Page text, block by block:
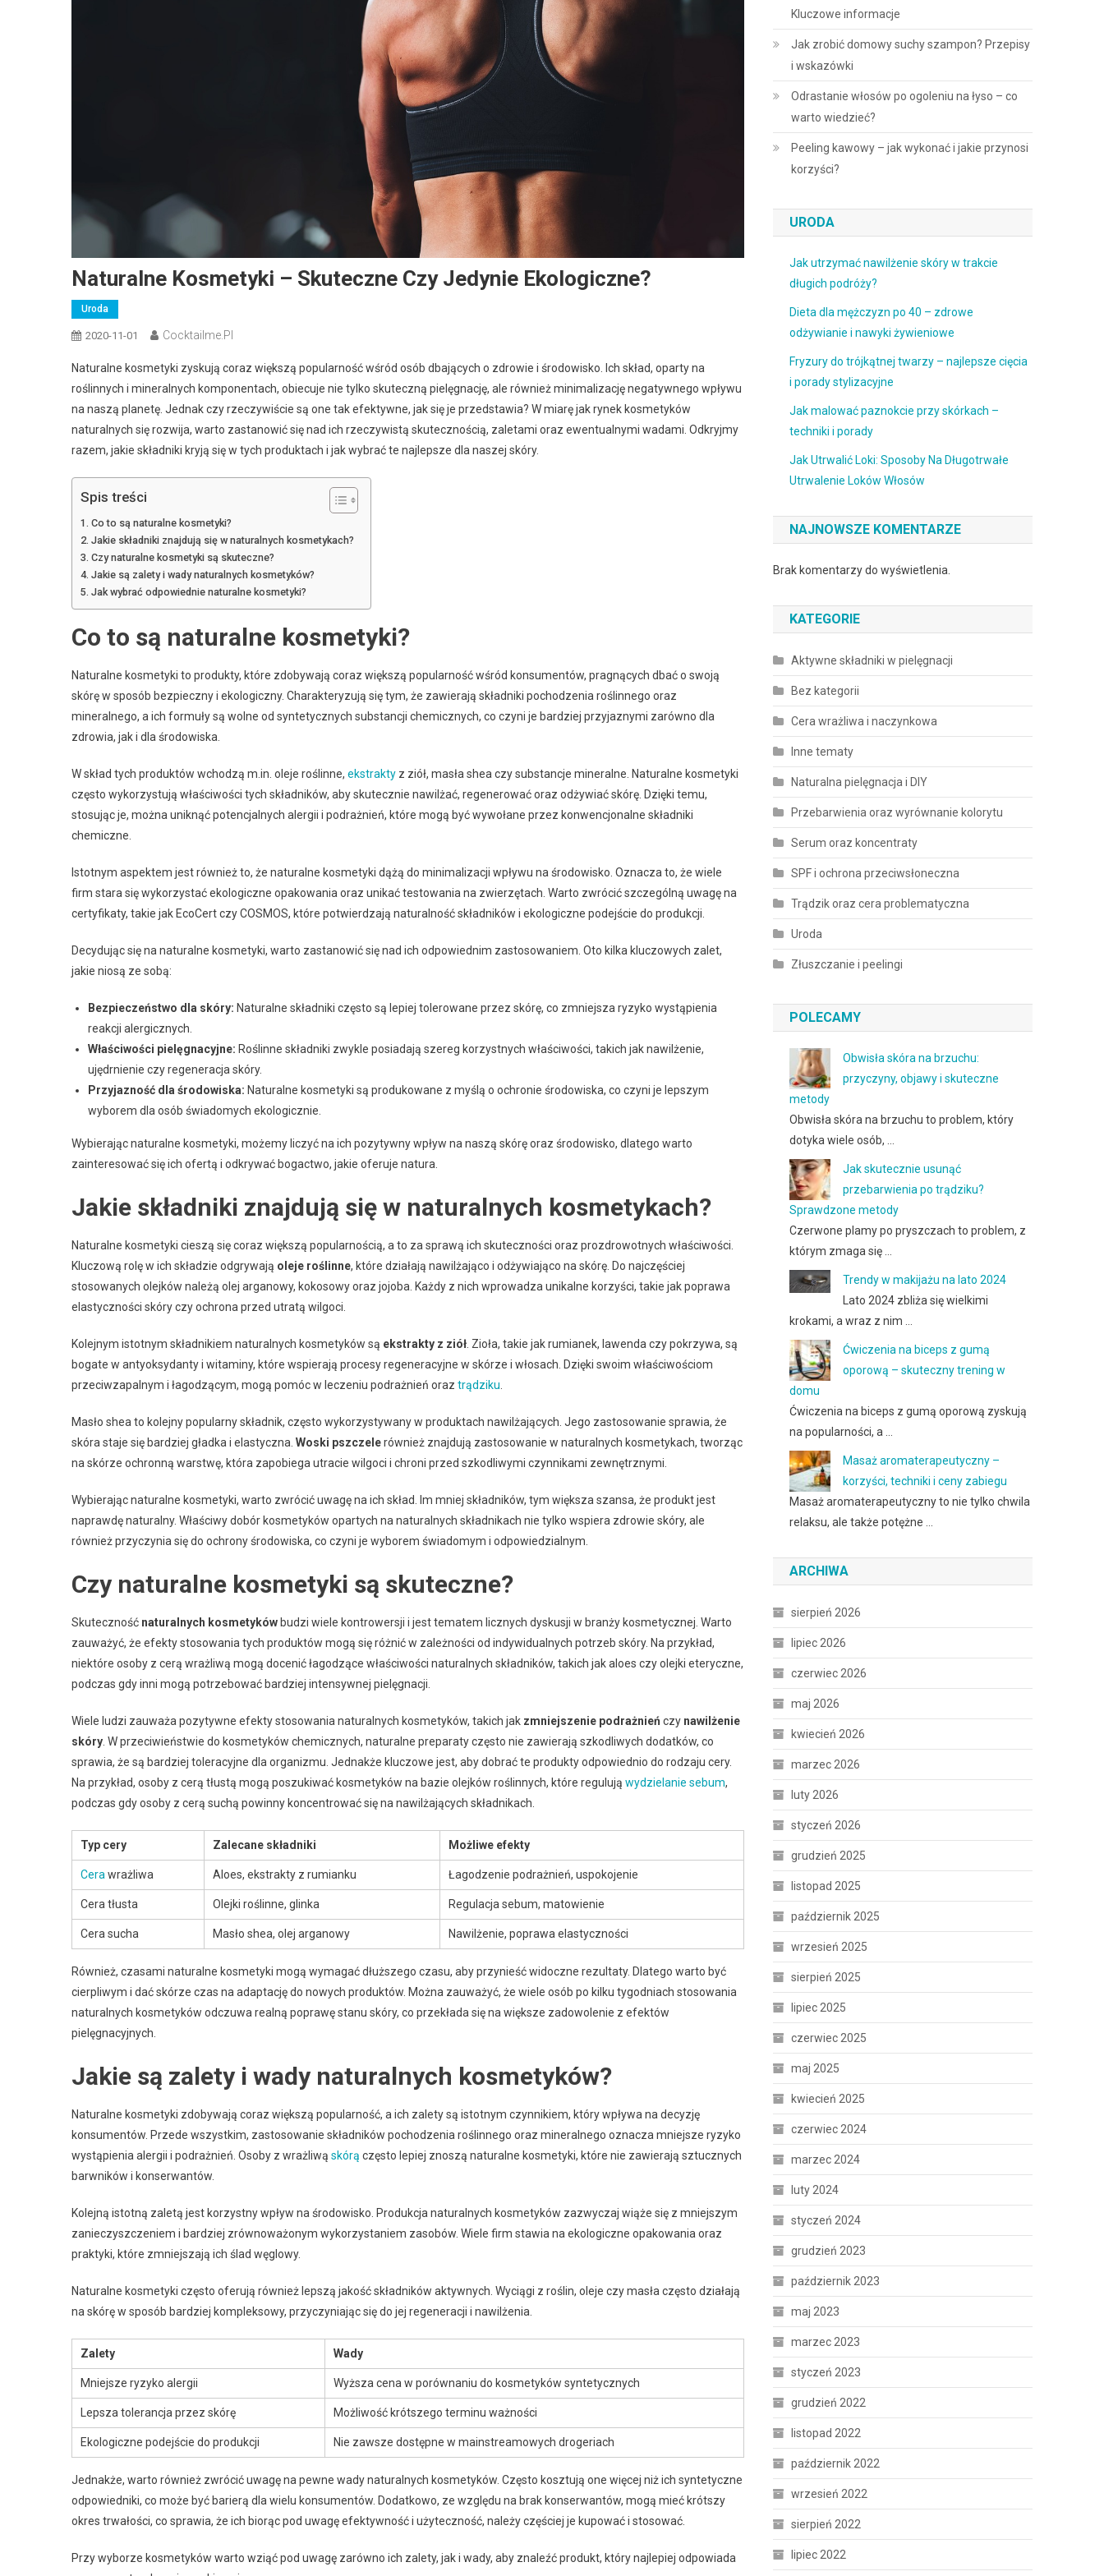
Naturalne Kosmetyki – Skuteczne Czy Jedynie Ekologiczne?
Uroda
2020-11-01 Cocktailme.pl
Naturalne kosmetyki zyskują coraz większą popularność wśród osób dbających o zdrowie i środowisko. Ich skład, oparty na
roślinnych i mineralnych komponentach, obiecuje nie tylko skuteczną pielęgnację, ale również minimalizację negatywnego wpływu
na naszą planetę. Jednak czy rzeczywiście są one tak efektywne, jak się je przedstawia? W miarę jak rynek kosmetyków
naturalnych się rozwija, warto zastanowić się nad ich rzeczywistą skutecznością, zaletami oraz ewentualnymi wadami. Odkryjmy
razem, jakie składniki kryją się w tych produktach i jak wybrać te najlepsze dla naszej skóry.
Spis treści
Co to są naturalne kosmetyki?
Jakie składniki znajdują się w naturalnych kosmetykach?
Czy naturalne kosmetyki są skuteczne?
Jakie są zalety i wady naturalnych kosmetyków?
Jak wybrać odpowiednie naturalne kosmetyki?
Co to są naturalne kosmetyki?
Naturalne kosmetyki to produkty, które zdobywają coraz większą popularność wśród konsumentów, pragnących dbać o swoją
skórę w sposób bezpieczny i ekologiczny. Charakteryzują się tym, że zawierają składniki pochodzenia roślinnego oraz
mineralnego, a ich formuły są wolne od syntetycznych substancji chemicznych, co czyni je bardziej przyjaznymi zarówno dla
zdrowia, jak i dla środowiska.
W skład tych produktów wchodzą m.in. oleje roślinne, ekstrakty z ziół, masła shea czy substancje mineralne. Naturalne kosmetyki
często wykorzystują właściwości tych składników, aby skutecznie nawilżać, regenerować oraz odżywiać skórę. Dzięki temu,
stosując je, można uniknąć potencjalnych alergii i podrażnień, które mogą być wywołane przez konwencjonalne składniki
chemiczne.
Istotnym aspektem jest również to, że naturalne kosmetyki dążą do minimalizacji wpływu na środowisko. Oznacza to, że wiele
firm stara się wykorzystać ekologiczne opakowania oraz unikać testowania na zwierzętach. Warto zwrócić szczególną uwagę na
certyfikaty, takie jak EcoCert czy COSMOS, które potwierdzają naturalność składników i ekologiczne podejście do produkcji.
Decydując się na naturalne kosmetyki, warto zastanowić się nad ich odpowiednim zastosowaniem. Oto kilka kluczowych zalet,
jakie niosą ze sobą:
Bezpieczeństwo dla skóry: Naturalne składniki często są lepiej tolerowane przez skórę, co zmniejsza ryzyko wystąpienia
reakcji alergicznych.
Właściwości pielęgnacyjne: Roślinne składniki zwykle posiadają szereg korzystnych właściwości, takich jak nawilżenie,
ujędrnienie czy regeneracja skóry.
Przyjazność dla środowiska: Naturalne kosmetyki są produkowane z myślą o ochronie środowiska, co czyni je lepszym
wyborem dla osób świadomych ekologicznie.
Wybierając naturalne kosmetyki, możemy liczyć na ich pozytywny wpływ na naszą skórę oraz środowisko, dlatego warto
zainteresować się ich ofertą i odkrywać bogactwo, jakie oferuje natura.
Jakie składniki znajdują się w naturalnych kosmetykach?
Naturalne kosmetyki cieszą się coraz większą popularnością, a to za sprawą ich skuteczności oraz prozdrowotnych właściwości.
Kluczową rolę w ich składzie odgrywają oleje roślinne, które działają nawilżająco i odżywiająco na skórę. Do najczęściej
stosowanych olejków należą olej arganowy, kokosowy oraz jojoba. Każdy z nich wprowadza unikalne korzyści, takie jak poprawa
elastyczności skóry czy ochrona przed utratą wilgoci.
Kolejnym istotnym składnikiem naturalnych kosmetyków są ekstrakty z ziół . Zioła, takie jak rumianek, lawenda czy pokrzywa, są
bogate w antyoksydanty i witaminy, które wspierają procesy regeneracyjne w skórze i włosach. Dzięki swoim właściwościom
przeciwzapalnym i łagodzącym, mogą pomóc w leczeniu podrażnień oraz trądziku
Masło shea to kolejny popularny składnik, często wykorzystywany w produktach nawilżających. Jego zastosowanie sprawia, że
skóra staje się bardziej gładka i elastyczna. Woski pszczelerównież znajdują zastosowanie w naturalnych kosmetykach, tworząc
na skórze ochronną warstwę, która zapobiega utracie wilgoci i chroni przed szkodliwymi czynnikami zewnętrznymi.
Wybierając naturalne kosmetyki, warto zwrócić uwagę na ich skład. Im mniej składników, tym większa szansa, że produkt jest
naprawdę naturalny. Właściwy dobór kosmetyków opartych na naturalnych składnikach nie tylko wspiera zdrowie skóry, ale
również przyczynia się do ochrony środowiska, co czyni je wyborem świadomym i odpowiedzialnym.
Czy naturalne kosmetyki są skuteczne?
Skuteczność naturalnych kosmetyków budzi wiele kontrowersji i jest tematem licznych dyskusji w branży kosmetycznej. Warto
zauważyć, że efekty stosowania tych produktów mogą się różnić w zależności od indywidualnych potrzeb skóry. Na przykład,
niektóre osoby z cerą wrażliwą mogą docenić łagodzące właściwości naturalnych składników, takich jak aloes czy olejki eteryczne,
podczas gdy inni mogą potrzebować bardziej intensywnej pielęgnacji.
Wiele ludzi zauważa pozytywne efekty stosowania naturalnych kosmetyków, takich jak zmniejszenie podrażnień czy nawilżenie
skóry . W przeciwieństwie do kosmetyków chemicznych, naturalne preparaty często nie zawierają szkodliwych dodatków, co
sprawia, że są bardziej toleracyjne dla organizmu. Jednakże kluczowe jest, aby dobrać te produkty odpowiednio do rodzaju cery.
Na przykład, osoby z cerą tłustą mogą poszukiwać kosmetyków na bazie olejków roślinnych, które regulują wydzielanie sebum,
podczas gdy osoby z cerą suchą powinny koncentrować się na nawilżających składnikach.
Typ cery Zalecane składniki Możliwe efekty
Cera wrażliwa Aloes, ekstrakty z rumianku Łagodzenie podrażnień, uspokojenie
Cera tłusta Olejki roślinne, glinka Regulacja sebum, matowienie
Cera sucha Masło shea, olej arganowy Nawilżenie, poprawa elastyczności
Również, czasami naturalne kosmetyki mogą wymagać dłuższego czasu, aby przynieść widoczne rezultaty. Dlatego warto być
cierpliwym i dać skórze czas na adaptację do nowych produktów. Można zauważyć, że wiele osób po kilku tygodniach stosowania
naturalnych kosmetyków odczuwa realną poprawę stanu skóry, co przekłada się na większe zadowolenie z efektów
pielęgnacyjnych.
Jakie są zalety i wady naturalnych kosmetyków?
Naturalne kosmetyki zdobywają coraz większą popularność, a ich zalety są istotnym czynnikiem, który wpływa na decyzję
konsumentów. Przede wszystkim, zastosowanie składników pochodzenia roślinnego oraz mineralnego oznacza mniejsze ryzyko
wystąpienia alergii i podrażnień. Osoby z wrażliwą skórą często lepiej znoszą naturalne kosmetyki, które nie zawierają sztucznych
barwników i konserwantów.
Kolejną istotną zaletą jest korzystny wpływ na środowisko. Produkcja naturalnych kosmetyków zazwyczaj wiąże się z mniejszym
zanieczyszczeniem i bardziej zrównoważonym wykorzystaniem zasobów. Wiele firm stawia na ekologiczne opakowania oraz
praktyki, które zmniejszają ich ślad węglowy.
Naturalne kosmetyki często oferują również lepszą jakość składników aktywnych. Wyciągi z roślin, oleje czy masła często działają
na skórę w sposób bardziej kompleksowy, przyczyniając się do jej regeneracji i nawilżenia.
Zalety Wady
Mniejsze ryzyko alergii Wyższa cena w porównaniu do kosmetyków syntetycznych
Lepsza tolerancja przez skórę Możliwość krótszego terminu ważności
Ekologiczne podejście do produkcji Nie zawsze dostępne w mainstreamowych drogeriach
Jednakże, warto również zwrócić uwagę na pewne wady naturalnych kosmetyków. Często kosztują one więcej niż ich syntetyczne
odpowiedniki, co może być barierą dla wielu konsumentów. Dodatkowo, ze względu na brak konserwantów, mogą mieć krótszy
okres trwałości, co sprawia, że ich biorąc pod uwagę efektywność i użyteczność, należy częściej je kupować i stosować.
Przy wyborze kosmetyków warto wziąć pod uwagę zarówno ich zalety, jak i wady, aby znaleźć produkt, który najlepiej odpowiada
Kluczowe informacje
Jak zrobić domowy suchy szampon? Przepisy
i wskazówki
Odrastanie włosów po ogoleniu na łyso – co
warto wiedzieć?
Peeling kawowy – jak wykonać i jakie przynosi
korzyści?
URODA
Jak utrzymać nawilżenie skóry w trakcie
długich podróży?
Dieta dla mężczyzn po 40 – zdrowe
odżywianie i nawyki żywieniowe
Fryzury do trójkątnej twarzy – najlepsze cięcia
i porady stylizacyjne
Jak malować paznokcie przy skórkach –
techniki i porady
Jak Utrwalić Loki: Sposoby Na Długotrwałe
Utrwalenie Loków Włosów
NAJNOWSZE KOMENTARZE
Brak komentarzy do wyświetlenia.
KATEGORIE
Aktywne składniki w pielęgnacji
Bez kategorii
Cera wrażliwa i naczynkowa
Inne tematy
Naturalna pielęgnacja i DIY
Przebarwienia oraz wyrównanie kolorytu
Serum oraz koncentraty
SPF i ochrona przeciwsłoneczna
Trądzik oraz cera problematyczna
Uroda
Złuszczanie i peelingi
POLECAMY
Obwisła skóra na brzuchu:
przyczyny, objawy i skuteczne
metody
Obwisła skóra na brzuchu to problem, który
dotyka wiele osób, …
Jak skutecznie usunąć
przebarwienia po trądziku?
Sprawdzone metody
Czerwone plamy po pryszczach to problem, z
którym zmaga się …
Trendy w makijażu na lato 2024
Lato 2024 zbliża się wielkimi
krokami, a wraz z nim …
Ćwiczenia na biceps z gumą
oporową – skuteczny trening w
domu
Ćwiczenia na biceps z gumą oporową zyskują
na popularności, a …
Masaż aromaterapeutyczny –
korzyści, techniki i ceny zabiegu
Masaż aromaterapeutyczny to nie tylko chwila
relaksu, ale także potężne …
ARCHIWA
sierpień 2026
lipiec 2026
czerwiec 2026
maj 2026
kwiecień 2026
marzec 2026
luty 2026
styczeń 2026
grudzień 2025
listopad 2025
październik 2025
wrzesień 2025
sierpień 2025
lipiec 2025
czerwiec 2025
maj 2025
kwiecień 2025
czerwiec 2024
marzec 2024
luty 2024
styczeń 2024
grudzień 2023
październik 2023
maj 2023
marzec 2023
styczeń 2023
grudzień 2022
listopad 2022
październik 2022
wrzesień 2022
sierpień 2022
lipiec 2022